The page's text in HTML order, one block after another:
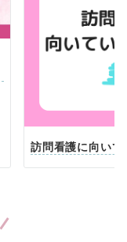
訪問看護に向い